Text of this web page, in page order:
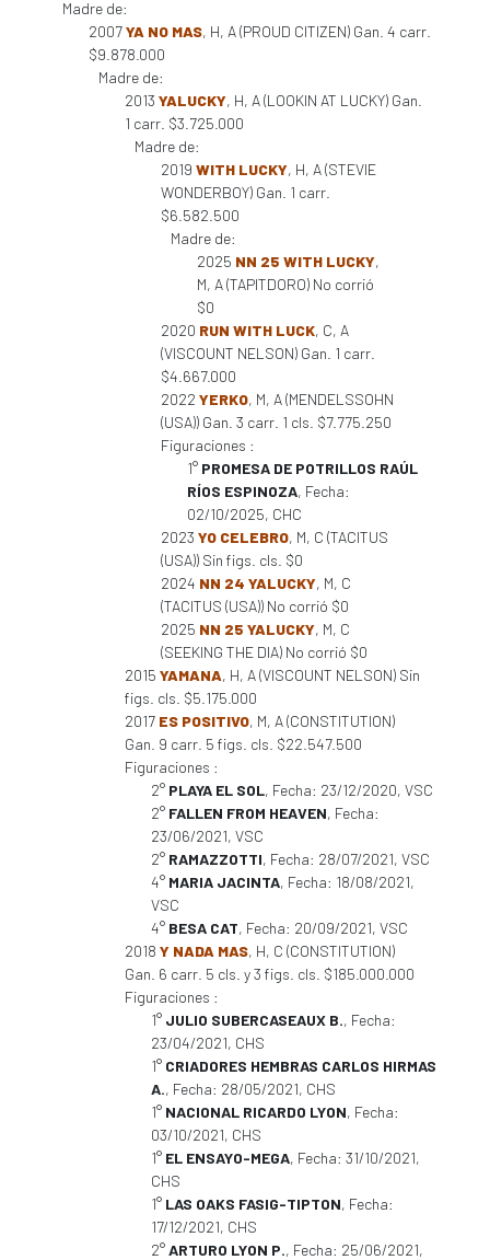
Madre de:
2007YA NO MAS, H, A (PROUD CITIZEN) Gan. 4 carr.
$9.878.000
Madre de:
2013 YALUCKY, H, A (LOOKIN AT LUCKY) Gan.
1 carr. $3.725.000
Madre de:
2019 WITH LUCKY, H, A (STEVIE
WONDERBOY) Gan. 1 carr.
$6.582.500
Madre de:
2025 NN 25 WITH LUCKY,
M, A (TAPITDORO) No corrió
$0
2020 RUN WITH LUCK, C, A
(VISCOUNT NELSON) Gan. 1 carr.
$4.667.000
2022 YERKO, M, A (MENDELSSOHN
(USA)) Gan. 3 carr. 1 cls. $7.775.250
Figuraciones :
1° PROMESA DE POTRILLOS RAÚL
RÍOS ESPINOZA, Fecha:
02/10/2025, CHC
2023 YO CELEBRO, M, C (TACITUS
(USA)) Sin figs. cls. $0
2024 NN 24 YALUCKY, M, C
(TACITUS (USA)) No corrió $0
2025 NN 25 YALUCKY, M, C
(SEEKING THE DIA) No corrió $0
2015 YAMANA, H, A (VISCOUNT NELSON) Sin
figs. cls. $5.175.000
2017 ES POSITIVO, M, A (CONSTITUTION)
Gan. 9 carr. 5 figs. cls. $22.547.500
Figuraciones :
2° PLAYA EL SOL, Fecha: 23/12/2020, VSC
2° FALLEN FROM HEAVEN, Fecha:
23/06/2021, VSC
2° RAMAZZOTTI, Fecha: 28/07/2021, VSC
4° MARIA JACINTA, Fecha: 18/08/2021,
VSC
4° BESA CAT, Fecha: 20/09/2021, VSC
2018 Y NADA MAS, H, C (CONSTITUTION)
Gan. 6 carr. 5 cls. y 3 figs. cls. $185.000.000
Figuraciones :
1° JULIO SUBERCASEAUX B., Fecha:
23/04/2021, CHS
1° CRIADORES HEMBRAS CARLOS HIRMAS
A., Fecha: 28/05/2021, CHS
1° NACIONAL RICARDO LYON, Fecha:
03/10/2021, CHS
1° EL ENSAYO-MEGA, Fecha: 31/10/2021,
CHS
1° LAS OAKS FASIG-TIPTON, Fecha:
17/12/2021, CHS
2°ARTURO LYON P., Fecha: 25/06/2021,